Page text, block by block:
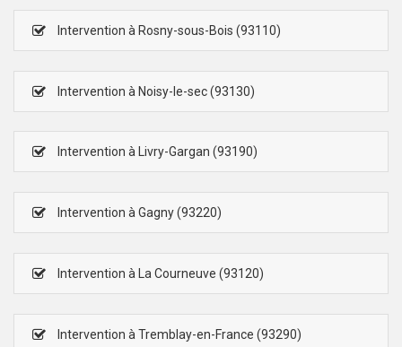
Intervention à Rosny-sous-Bois (93110)
Intervention à Noisy-le-sec (93130)
Intervention à Livry-Gargan (93190)
Intervention à Gagny (93220)
Intervention à La Courneuve (93120)
Intervention à Tremblay-en-France (93290)